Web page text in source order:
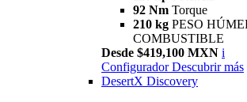
92 Nm Torque
210 kg PESO
COMBUSTIBLE
Desde $419,100 MXN i
Configurador Descubrir más
DesertX Discovery